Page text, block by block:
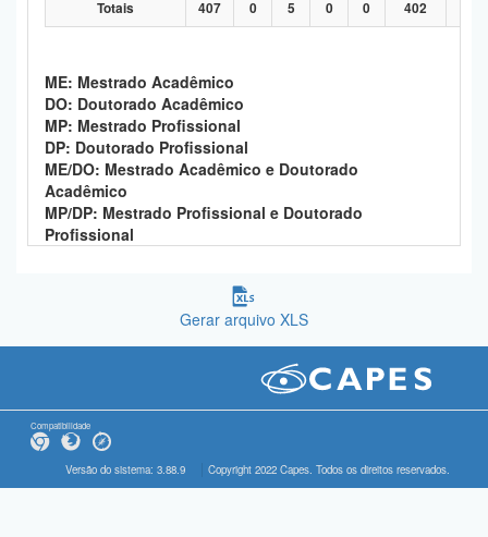
Totais 407 0 5 0 0 402
ME: Mestrado Acadêmico
DO: Doutorado Acadêmico
MP: Mestrado Profissional
DP: Doutorado Profissional
ME/DO: Mestrado Acadêmico e Doutorado
Acadêmico
MP/DP: Mestrado Profissional e Doutorado
Profissional
Gerar arquivo XLS
Compatibilidade
Versão do sistema: 3.88.9 Copyright 2022 Capes. Todos os direitos reservados.